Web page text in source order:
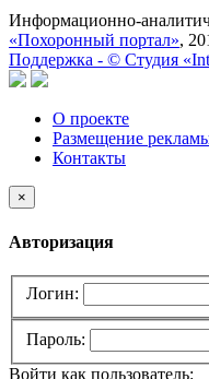
Информационно-
«Похоронный портал»,
Поддержка - © Cтудия
О проекте
Размещение
Контакты
×
Авторизация
Логин:
Пароль:
Войти как пользователь: